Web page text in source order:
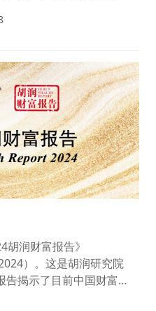
业在华的经营策略和发
务发展的参考。这是胡
题报告。
润财富报告》
）。这是胡润研究院
告揭示了目前中国财富